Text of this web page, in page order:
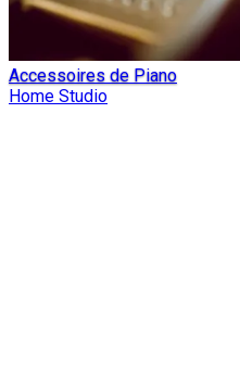
Accessoires de Piano
Home Studio